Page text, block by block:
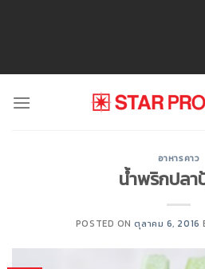
อาหารคาว
น้ำพริกปลา
POSTED ONตุลาคม 6, 2016